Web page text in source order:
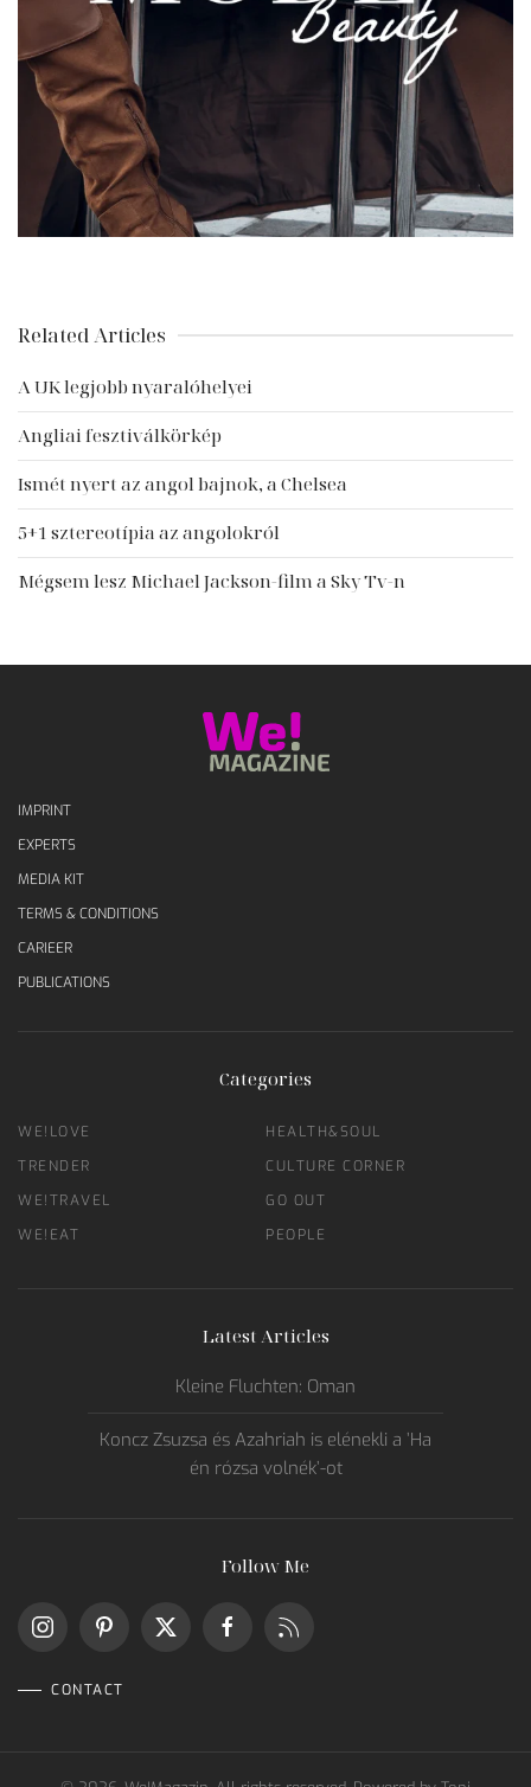
Related Articles
A UK legjobb nyaralóhelyei
Angliai fesztiválkörkép
Ismét nyert az angol bajnok, a Chelsea
5+1 sztereotípia az angolokról
Mégsem lesz Michael Jackson-film a Sky Tv-n
IMPRINT
EXPERTS
MEDIA KIT
TERMS & CONDITIONS
CARIEER
PUBLICATIONS
Categories
WE!LOVE
TRENDER
WE!TRAVEL
WE!EAT
HEALTH&SOUL
CULTURE CORNER
GO OUT
PEOPLE
Latest Articles
Kleine Fluchten: Oman
Koncz Zsuzsa és Azahriah is elénekli a ’Ha
én rózsa volnék’-ot
Follow Me
CONTACT